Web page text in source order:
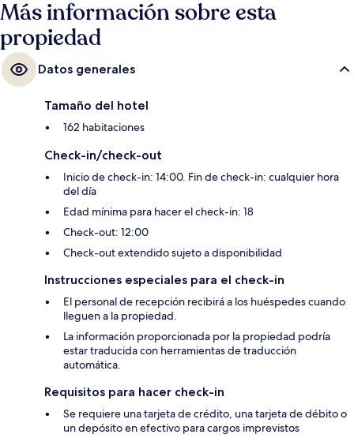
Más información sobre esta
propiedad
Datos generales
Tamaño del hotel
162 habitaciones
Check-in/check-out
Inicio de check-in: 14:00. Fin de check-in: cualquier hora
del día
Edad mínima para hacer el check-in: 18
Check-out: 12:00
Check-out extendido sujeto a disponibilidad
Instrucciones especiales para el check-in
El personal de recepción recibirá a los huéspedes cuando
lleguen a la propiedad.
La información proporcionada por la propiedad podría
estar traducida con herramientas de traducción
automática.
Requisitos para hacer check-in
Se requiere una tarjeta de crédito, una tarjeta de débito o
un depósito en efectivo para cargos imprevistos